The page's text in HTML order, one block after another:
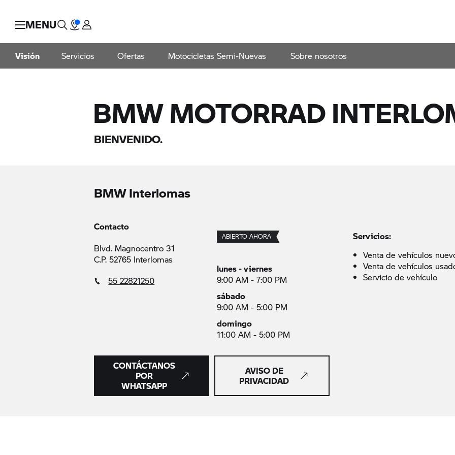
MENU
Visión Servicios Ofertas Motocicletas Semi-Nuevas Sobre nosotros
BMW MOTORRAD
BIENVENIDO.
BMW Interlomas
Contacto
Blvd. Magnocentro 31
C.P. 52765 Interlomas
55 22821250
ABIERTO AHORA
lunes - viernes
9:00 AM - 7:00 PM
sábado
9:00 AM - 5:00 PM
domingo
11:00 AM - 5:00 PM
CONTÁCTANOS
POR
WHATSAPP
AVISO DE
PRIVACIDAD
Servicios:
Venta de vehículos
Venta de vehículos
Servicio de vehículo